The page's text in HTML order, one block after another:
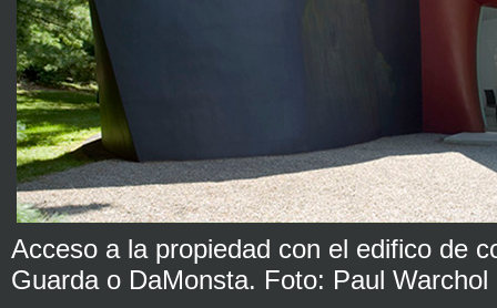
Acceso a la propiedad con el edifico de
Guarda o DaMonsta. Foto: Paul Warchol